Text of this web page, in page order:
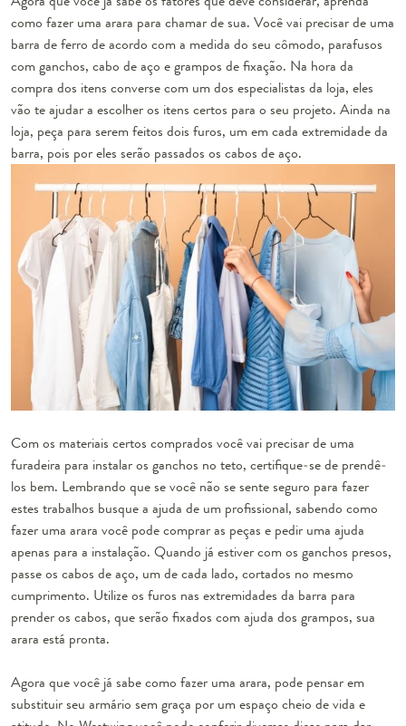
como fazer uma arara para chamar de sua. Você vai precisar de uma
barra de ferro de acordo com a medida do seu cômodo, parafusos
com ganchos, cabo de aço e grampos de fixação. Na hora da
compra dos itens converse com um dos especialistas da loja, eles
vão te ajudar a escolher os itens certos para o seu projeto. Ainda na
loja, peça para serem feitos dois furos, um em cada extremidade da
barra, pois por eles serão passados os cabos de aço.
Com os materiais certos comprados você vai precisar de uma
furadeira para instalar os ganchos no teto, certifique-se de prendê-
los bem. Lembrando que se você não se sente seguro para fazer
estes trabalhos busque a ajuda de um profissional, sabendo como
fazer uma arara você pode comprar as peças e pedir uma ajuda
apenas para a instalação. Quando já estiver com os ganchos presos,
passe os cabos de aço, um de cada lado, cortados no mesmo
cumprimento. Utilize os furos nas extremidades da barra para
prender os cabos, que serão fixados com ajuda dos grampos, sua
arara está pronta.
Agora que você já sabe como fazer uma arara, pode pensar em
substituir seu armário sem graça por um espaço cheio de vida e